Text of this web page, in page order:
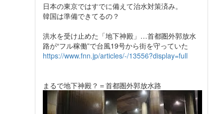
日本の東京ではすでに備えて治水対策済み。
韓国は準備できてるの？
洪水を受け止めた「地下神殿」…首都圏外郭放水
路が“フル稼働”で台風19号から街を守っていた
https://www.fnn.jp/articles/-/13556?display=full
まるで地下神殿？＝首都圏外郭放水路